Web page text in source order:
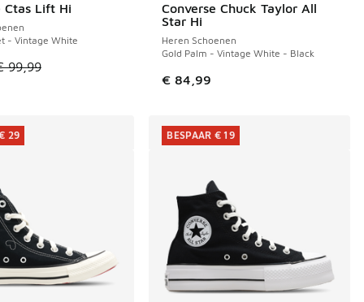
naar € 55,00
aanbieding Prijs verlaagd van € 79,99 naar € 50,00
Ctas Lift Hi
- Vintage White
is in de uitverkoop. Dit artikel is in de aanbieding Prijs
99,99
49
Converse Chuck Taylor All
Star Hi
Heren Schoenen
Gold Palm - Vintage White - Black
€ 84,99
29 BESPAAR € 19